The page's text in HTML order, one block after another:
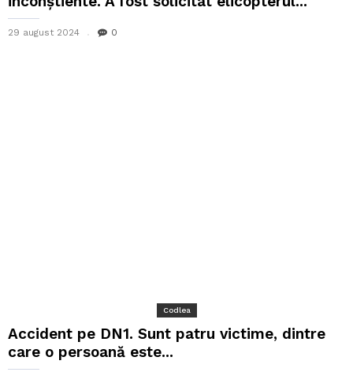
29 august 2024 0
Codlea
Accident pe DN1. Sunt patru victime, dintre
care o persoană este...